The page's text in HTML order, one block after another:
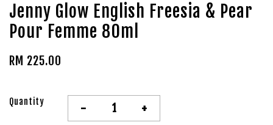
Jenny Glow English Freesia & Pear
Pour Femme 80ml
RM 225.00
Quantity - +